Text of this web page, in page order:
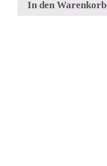
In den Warenkorb